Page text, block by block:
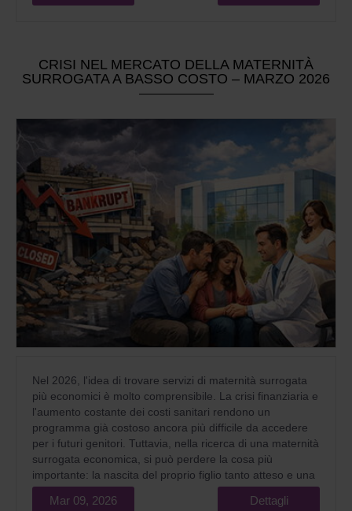
CRISI NEL MERCATO DELLA MATERNITÀ
SURROGATA A BASSO COSTO – MARZO 2026
Nel 2026, l'idea di trovare servizi di maternità surrogata
più economici è molto comprensibile. La crisi finanziaria e
l'aumento costante dei costi sanitari rendono un
programma già costoso ancora più difficile da accedere
per i futuri genitori. Tuttavia, nella ricerca di una maternità
surrogata economica, si può perdere la cosa più
importante: la nascita del proprio figlio tanto atteso e una
notevole quantità di denaro.
Mar 09, 2026 Dettagli